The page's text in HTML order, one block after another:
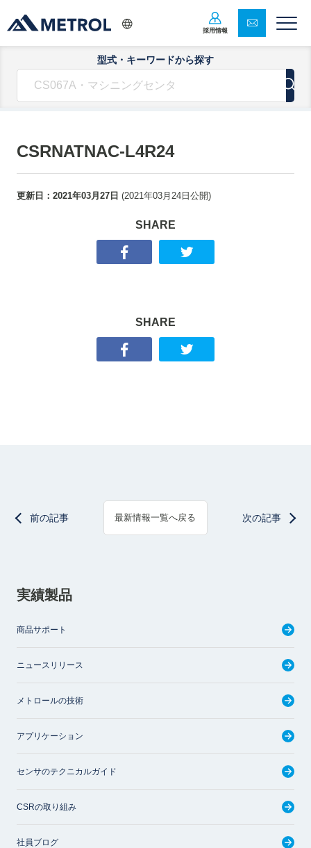
採用情報
型式・キーワードから探す
CSRNATNAC-L4R24
更新日： 2021年03月27日 (2021年03月24日 公開)
SHARE
SHARE
前の記事 最新情報一覧へ戻る 次の記事
実績製品
商品サポート
ニュースリリース
メトロールの技術
アプリケーション
センサのテクニカルガイド
CSRの取り組み
社員ブログ